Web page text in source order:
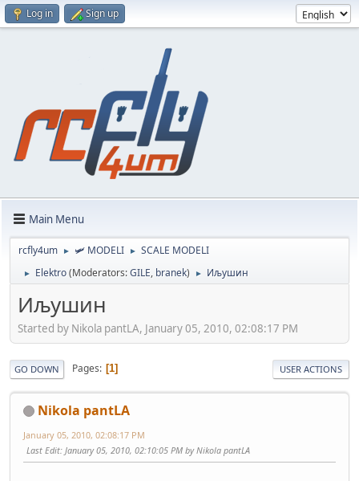
Log in Sign up
Main Menu
rcfly4um ► 🛩️ MODELI ► SCALE MODELI
► Elektro(Moderators:GILE, branek) ► Иљушин
Иљушин
Started by Nikola pantLA, January 05, 2010, 02:08:17 PM
GO DOWN Pages 1 USER ACTIONS
Nikola pantLA
January 05, 2010, 02:08:17 PM
Last Edit: January 05, 2010, 02:10:05 PM by Nikola pantLA